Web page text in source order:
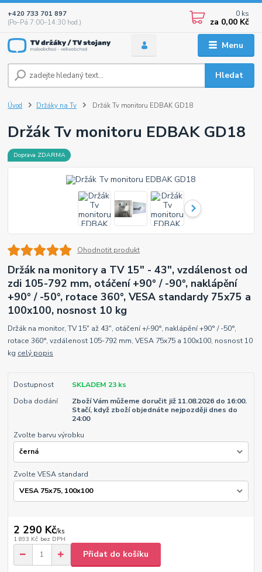
Menu
Hledat
+420 733 701 897
(Po–Pá 7:00–14:30 hod.)
0 ks
za 0,00 Kč
Úvod Držáky na Tv Držák Tv monitoru EDBAK GD18
Držák Tv monitoru EDBAK GD18
Doprava ZDARMA
Ohodnotit produkt
Držák na monitory a TV 15" - 43", vzdálenost od
zdi 105-792 mm, otáčení +90° / -90°, naklápění
+90° / -50°, rotace 360°, VESA standardy 75x75 a
100x100, nosnost 10 kg
Držák na monitor, TV 15" až 43", otáčení +/-90°, naklápění +90° / -50°,
rotace 360°, vzdálenost 105-792 mm, VESA 75x75 a 100x100, nosnost 10
kg celý popis
Dostupnost
SKLADEM 23 ks
Doba dodání
Zboží Vám můžeme doručit již 11.08.2026 do 16:00.
Stačí, když zboží objednáte nejpozději dnes do
24:00
Zvolte barvu výrobku
Zvolte VESA standard
2 290 Kč/ks
1 893 Kč bez DPH
Přidat do košíku